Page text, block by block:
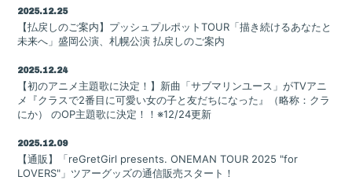
会員登録 ログイン
2025.12.25
【払戻しのご案内】プッシュプルポットTOUR「描き続けるあなたと
未来へ」盛岡公演、札幌公演 払戻しのご案内
2025.12.24
【初のアニメ主題歌に決定！】新曲「サブマリンユース」がTVアニ
メ『クラスで2番目に可愛い女の子と友だちになった』（略称：クラ
にか） のOP主題歌に決定！！※12/24更新
2025.12.09
【通販】「reGretGirl presents. ONEMAN TOUR 2025 "for
LOVERS"」ツアーグッズの通信販売スタート！